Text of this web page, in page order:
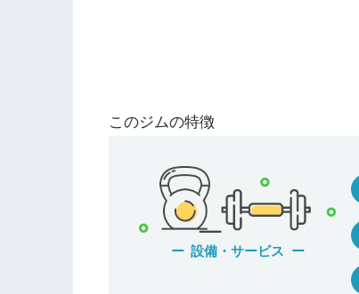
このジムの特徴
設備・サービス